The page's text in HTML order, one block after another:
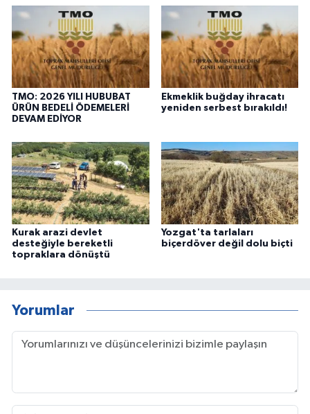
TMO: 2026 YILI HUBUBAT
ÜRÜN BEDELİ ÖDEMELERİ
DEVAM EDİYOR
Ekmeklik buğday ihracatı
yeniden serbest bırakıldı!
Kurak arazi devlet
desteğiyle bereketli
topraklara dönüştü
Yozgat'ta tarlaları
biçerdöver değil dolu biçti
Yorumlar